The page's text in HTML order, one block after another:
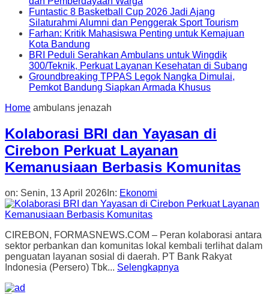
Funtastic 8 Basketball Cup 2026 Jadi Ajang
Silaturahmi Alumni dan Penggerak Sport Tourism
Farhan: Kritik Mahasiswa Penting untuk Kemajuan
Kota Bandung
BRI Peduli Serahkan Ambulans untuk Wingdik
300/Teknik, Perkuat Layanan Kesehatan di Subang
Groundbreaking TPPAS Legok Nangka Dimulai,
Pemkot Bandung Siapkan Armada Khusus
Home ambulans jenazah
Kolaborasi BRI dan Yayasan di
Cirebon Perkuat Layanan
Kemanusiaan Berbasis Komunitas
on: Senin, 13 April 2026 In: Ekonomi
CIREBON, FORMASNEWS.COM – Peran kolaborasi antara
sektor perbankan dan komunitas lokal kembali terlihat dalam
penguatan layanan sosial di daerah. PT Bank Rakyat
Indonesia (Persero) Tbk... Selengkapnya